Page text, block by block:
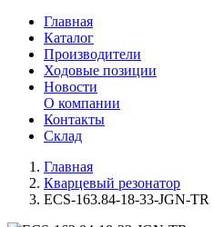
Главная
Каталог
Производители
Ходовые позиции
Новости
О компании
Контакты
Склад
Главная
Кварцевый резонатор
ECS-163.84-18-33-JGN-TR